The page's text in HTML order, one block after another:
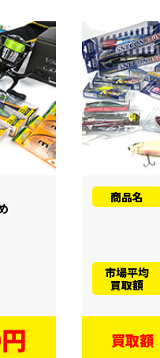
商品名
市場平均
買取額
買取額